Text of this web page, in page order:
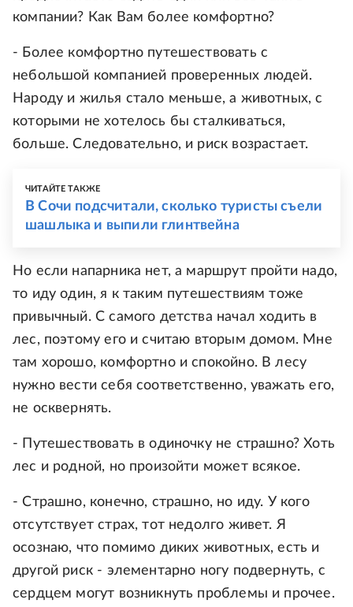
компании? Как Вам более комфортно?
- Более комфортно путешествовать с
небольшой компанией проверенных людей.
Народу и жилья стало меньше, а животных, с
которыми не хотелось бы сталкиваться,
больше. Следовательно, и риск возрастает.
ЧИТАЙТЕ ТАКЖЕ
В Сочи подсчитали, сколько туристы съели
шашлыка и выпили глинтвейна
Но если напарника нет, а маршрут пройти надо,
то иду один, я к таким путешествиям тоже
привычный. С самого детства начал ходить в
лес, поэтому его и считаю вторым домом. Мне
там хорошо, комфортно и спокойно. В лесу
нужно вести себя соответственно, уважать его,
не осквернять.
- Путешествовать в одиночку не страшно? Хоть
лес и родной, но произойти может всякое.
- Страшно, конечно, страшно, но иду. У кого
отсутствует страх, тот недолго живет. Я
осознаю, что помимо диких животных, есть и
другой риск - элементарно ногу подвернуть, с
сердцем могут возникнуть проблемы и прочее.